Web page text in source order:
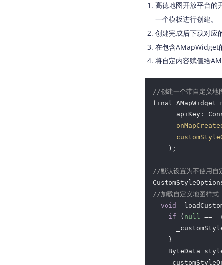
高德地图开放平台的
一个模板进行创建。
创建完成后下载对应
在包含AMapWidget
将自定内容赋值给
//创建一个带自定义地
final AMapWidget
apiKey:
    );
//默认设置为不使用自
//加载自定义地图样式
void
if ( null ==
    }
ByteData